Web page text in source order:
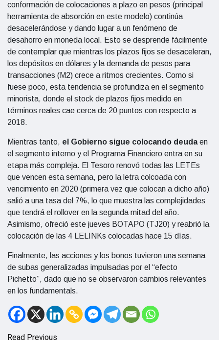
conformación de colocaciones a plazo en pesos (principal
herramienta de absorción en este modelo) continúa
desacelerándose y dando lugar a un fenómeno de
desahorro en moneda local. Esto se desprende fácilmente
de contemplar que mientras los plazos fijos se desaceleran,
los depósitos en dólares y la demanda de pesos para
transacciones (M2) crece a ritmos crecientes. Como si
fuese poco, esta tendencia se profundiza en el segmento
minorista, donde el stock de plazos fijos medido en
términos reales cae cerca de 20 puntos con respecto a
2018.
Mientras tanto, el Gobierno sigue colocando deudaen
el segmento interno y el Programa Financiero entra en su
etapa más compleja. El Tesoro renovó todas las LETEs
que vencen esta semana, pero la letra colcoada con
vencimiento en 2020 (primera vez que colocan a dicho año)
salió a una tasa del 7%, lo que muestra las complejidades
que tendrá el rollover en la segunda mitad del año.
Asimismo, ofreció este jueves BOTAPO (TJ20) y reabrió la
colocación de las 4 LELINKs colocadas hace 15 días.
Finalmente, las acciones y los bonos tuvieron una semana
de subas generalizadas impulsadas por el “efecto
Pichetto”, dado que no se observaron cambios relevantes
en los fundamentals.
Read Previous